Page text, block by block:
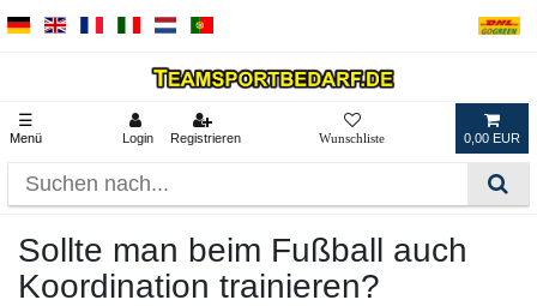
☰
Menü Login Registrieren 0,00 EUR
Sollte man beim Fußball auch
Koordination trainieren?